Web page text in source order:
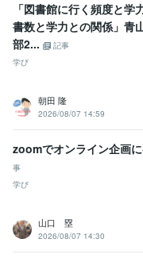
「図書館に行く頻度と
書数と学力との関係」青
部2...
記事
学び
朝田 隆
2026/08/07 14:59
zoomでオンライン企画
事
学び
山口 塁
2026/08/07 14:30